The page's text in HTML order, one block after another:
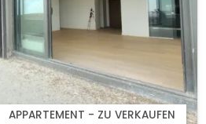
APPARTEMENT - ZU VERKAUFEN